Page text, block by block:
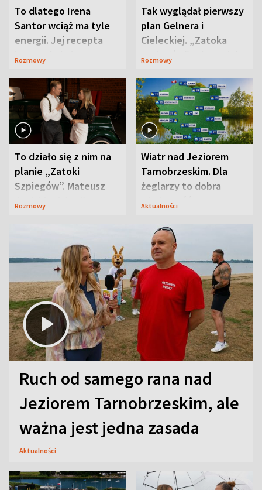
To dlatego Irena
Santor wciąż ma tyle
energii. Jej recepta
jest zaskakująco
Rozmowy
Tak wyglądał pierwszy
plan Gelnera i
Cieleckiej. „Zatoka
szpiegów” od razu ich
Rozmowy
To działo się z nim na
planie „Zatoki
Szpiegów”. Mateusz
Janicki odsłonił
Rozmowy
Wiatr nad Jeziorem
Tarnobrzeskim. Dla
żeglarzy to dobra
wiadomość
Aktualności
Ruch od samego rana nad
Jeziorem Tarnobrzeskim, ale
ważna jest jedna zasada
Aktualności